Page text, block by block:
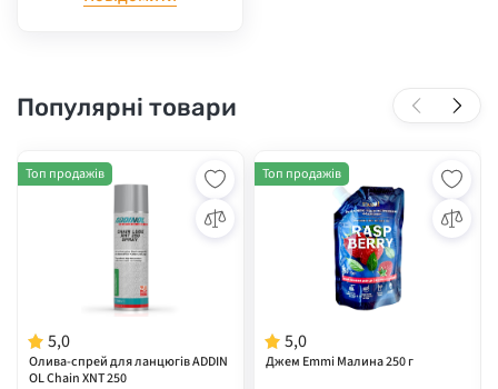
Популярні товари
5,0
Олива-спрей для ланцюгів ADDIN
OL Chain XNT 250
Топ продажів
5,0
Джем Emmi Малина 250 г
Топ продажів